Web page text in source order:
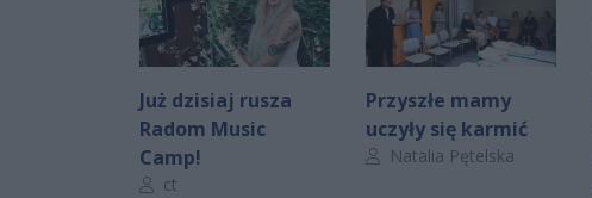
Już dzisiaj rusza
Radom Music
Camp!
Autor artykułu:
ct
Przyszłe mamy
uczyły się karmić
Autor artykułu:
Natalia Pętelska